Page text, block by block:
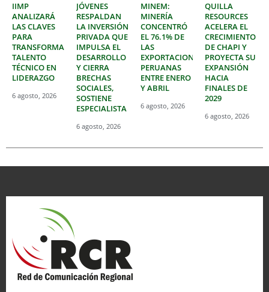
IIMP
ANALIZARÁ
LAS CLAVES
PARA
TRANSFORMAR
TALENTO
TÉCNICO EN
LIDERAZGO
6 agosto, 2026
JÓVENES
RESPALDAN
LA INVERSIÓN
PRIVADA QUE
IMPULSA EL
DESARROLLO
Y CIERRA
BRECHAS
SOCIALES,
SOSTIENE
ESPECIALISTA
6 agosto, 2026
MINEM:
MINERÍA
CONCENTRÓ
EL 76.1% DE
LAS
EXPORTACIONES
PERUANAS
ENTRE ENERO
Y ABRIL
6 agosto, 2026
QUILLA
RESOURCES
ACELERA EL
CRECIMIENTO
DE CHAPI Y
PROYECTA SU
EXPANSIÓN
HACIA
FINALES DE
2029
6 agosto, 2026